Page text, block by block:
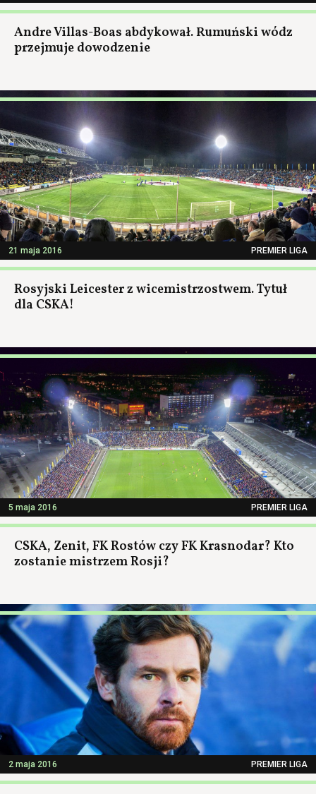
Andre Villas-Boas abdykował. Rumuński wódz
przejmuje dowodzenie
21 maja 2016 PREMIER LIGA
Rosyjski Leicester z wicemistrzostwem. Tytuł
dla CSKA!
5 maja 2016 PREMIER LIGA
CSKA, Zenit, FK Rostów czy FK Krasnodar? Kto
zostanie mistrzem Rosji?
2 maja 2016 PREMIER LIGA